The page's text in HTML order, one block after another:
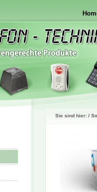
Sie sind hier: /